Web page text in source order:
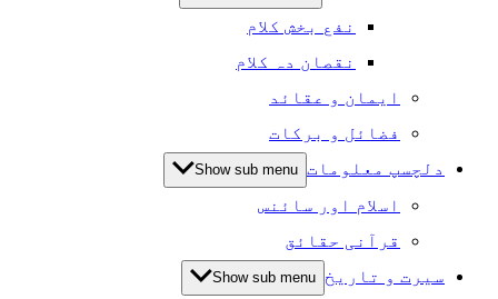
نفع بخش کلام
نقصان دہ کلام
ایمان و عقائد
فضائل و برکات
دلچسپ معلومات Show sub menu
اسلام اور سائنس
قرآنی حقائق
سیرت و تاریخ Show sub menu